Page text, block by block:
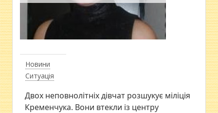
Новини
Ситуація
Двох неповнолітніх дівчат розшукує міліція
Кременчука. Вони втекли із центру